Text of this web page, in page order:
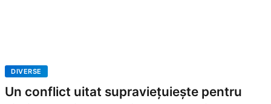
DIVERSE
Un conflict uitat supraviețuiește pentru